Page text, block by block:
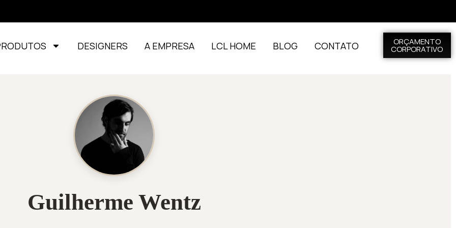
DESIGNERS A EMPRESA LCL HOME BLOG CONTATO ORÇAMENTO
CORPORATIVO
Guilherme Wentz